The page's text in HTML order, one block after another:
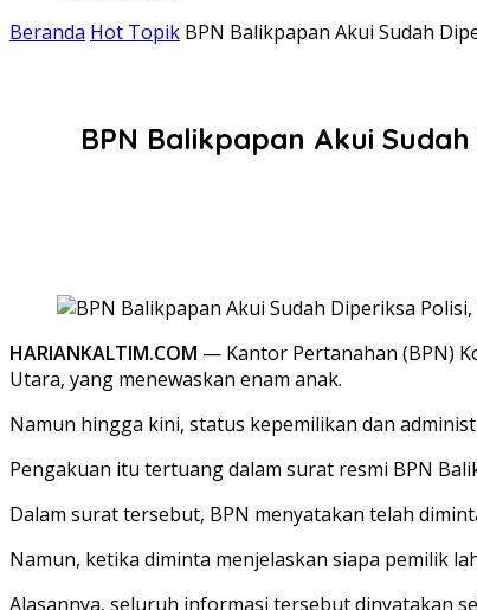
Beranda Hot Topik BPN Balikpapan Akui Sudah
BPN Balikpapan Akui
HARIANKALTIM.COM — Kantor Pertanahan (BPN)
Utara, yang menewaskan enam anak.
Namun hingga kini, status kepemilikan dan
Pengakuan itu tertuang dalam surat resmi BPN
Dalam surat tersebut, BPN menyatakan telah
Namun, ketika diminta menjelaskan siapa pemilik
Alasannya, seluruh informasi tersebut dinyatakan